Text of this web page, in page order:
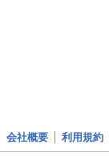
会社概要 利用規約